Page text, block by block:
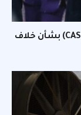
رئيس الاتحاد الأفريقي لكرة القدم يحترم قرار (CAS) بشأن خلاف